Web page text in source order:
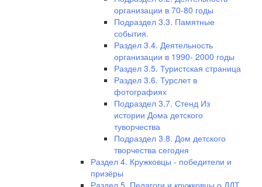
организации в 70-80 годы
Подраздел 3.3. Памятные
события.
Раздел 3.4. Деятельность
организации в 1990- 2000 годы
Раздел 3.5. Туристская страница
Раздел 3.6. Турслет в
фотографиях
Подраздел 3.7. Стенд Из
истории Дома детского
туворчества
Подраздел 3.8. Дом детского
творчества сегодня
Раздел 4. Кружковцы - победители и
призёры
Раздел 5. Педагоги и кружковцы о ДДТ